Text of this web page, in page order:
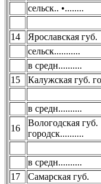
сельск.. •........
14
Ярославская губ.
сельск...........
в средн..........
15
Калужская губ.
в средн..........
16
Вологодская губ.
городск..........
в средн..........
17
Самарская губ.